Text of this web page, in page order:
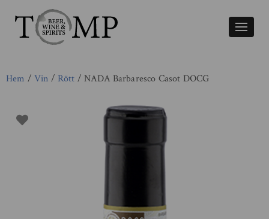
Växla
Hem / Vin / Rött / NADA Barbaresco Casot DOCG